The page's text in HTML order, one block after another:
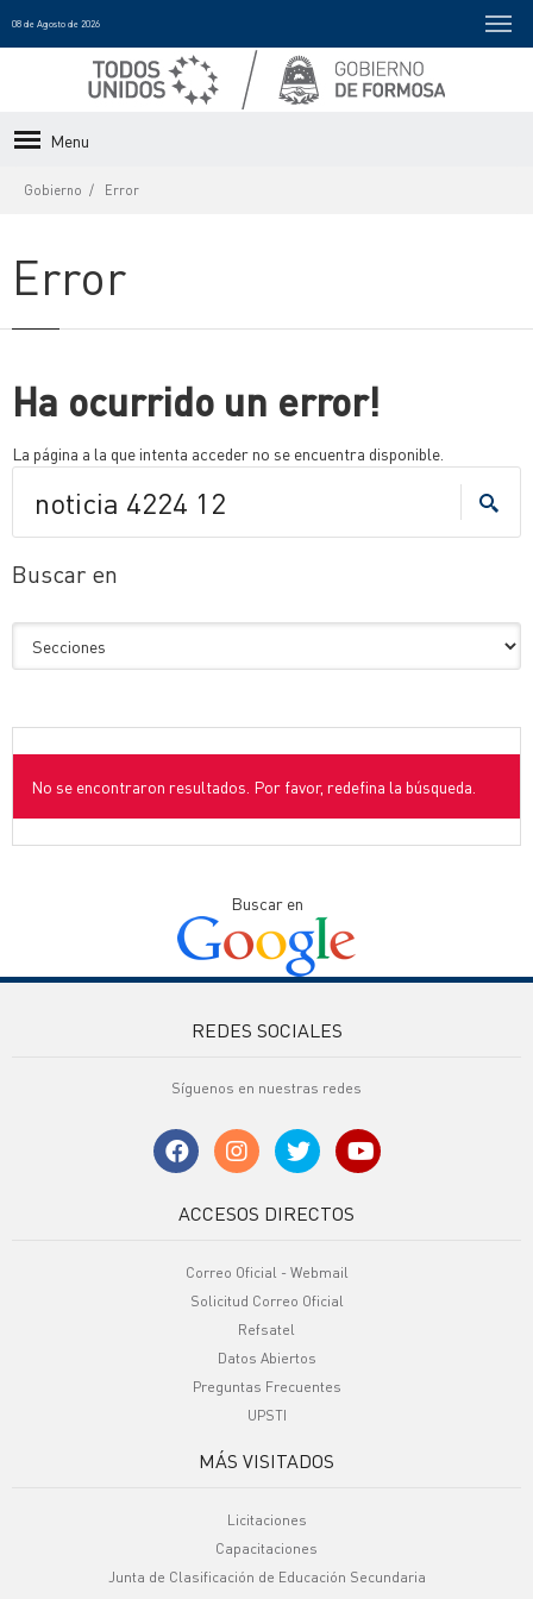
08 de Agosto de 2026
Menu
Gobierno Error
Error
Ha ocurrido un error!
La página a la que intenta acceder no se encuentra disponible.
Buscar en
No se encontraron resultados. Por favor, redefina la búsqueda.
Buscar en
REDES SOCIALES
Síguenos en nuestras redes
ACCESOS DIRECTOS
Correo Oficial - Webmail
Solicitud Correo Oficial
Refsatel
Datos Abiertos
Preguntas Frecuentes
UPSTI
MÁS VISITADOS
Licitaciones
Capacitaciones
Junta de Clasificación de Educación Secundaria